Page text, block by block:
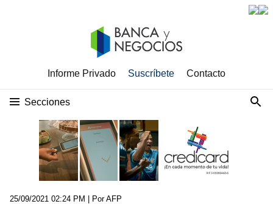
Informe Privado Suscríbete Contacto
Secciones
25/09/2021 02:24 PM | Por AFP